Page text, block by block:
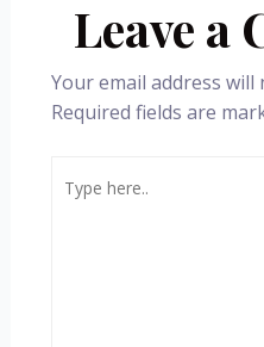
Leave a
Your email address will
Required fields are